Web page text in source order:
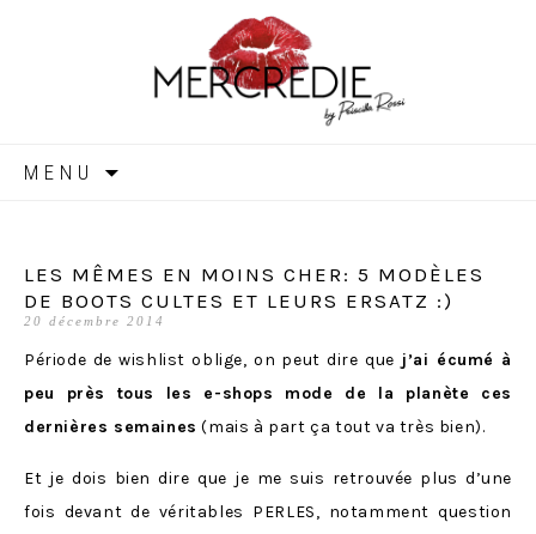
MERCREDIE
MENU
LES MÊMES EN MOINS CHER: 5 MODÈLES
DE BOOTS CULTES ET LEURS ERSATZ :)
20 décembre 2014
Période de wishlist oblige, on peut dire que j’ai écumé à
peu près tous les e-shops mode de la planète ces
dernières semaines (mais à part ça tout va très bien).
Et je dois bien dire que je me suis retrouvée plus d’une
fois devant de véritables PERLES, notamment question